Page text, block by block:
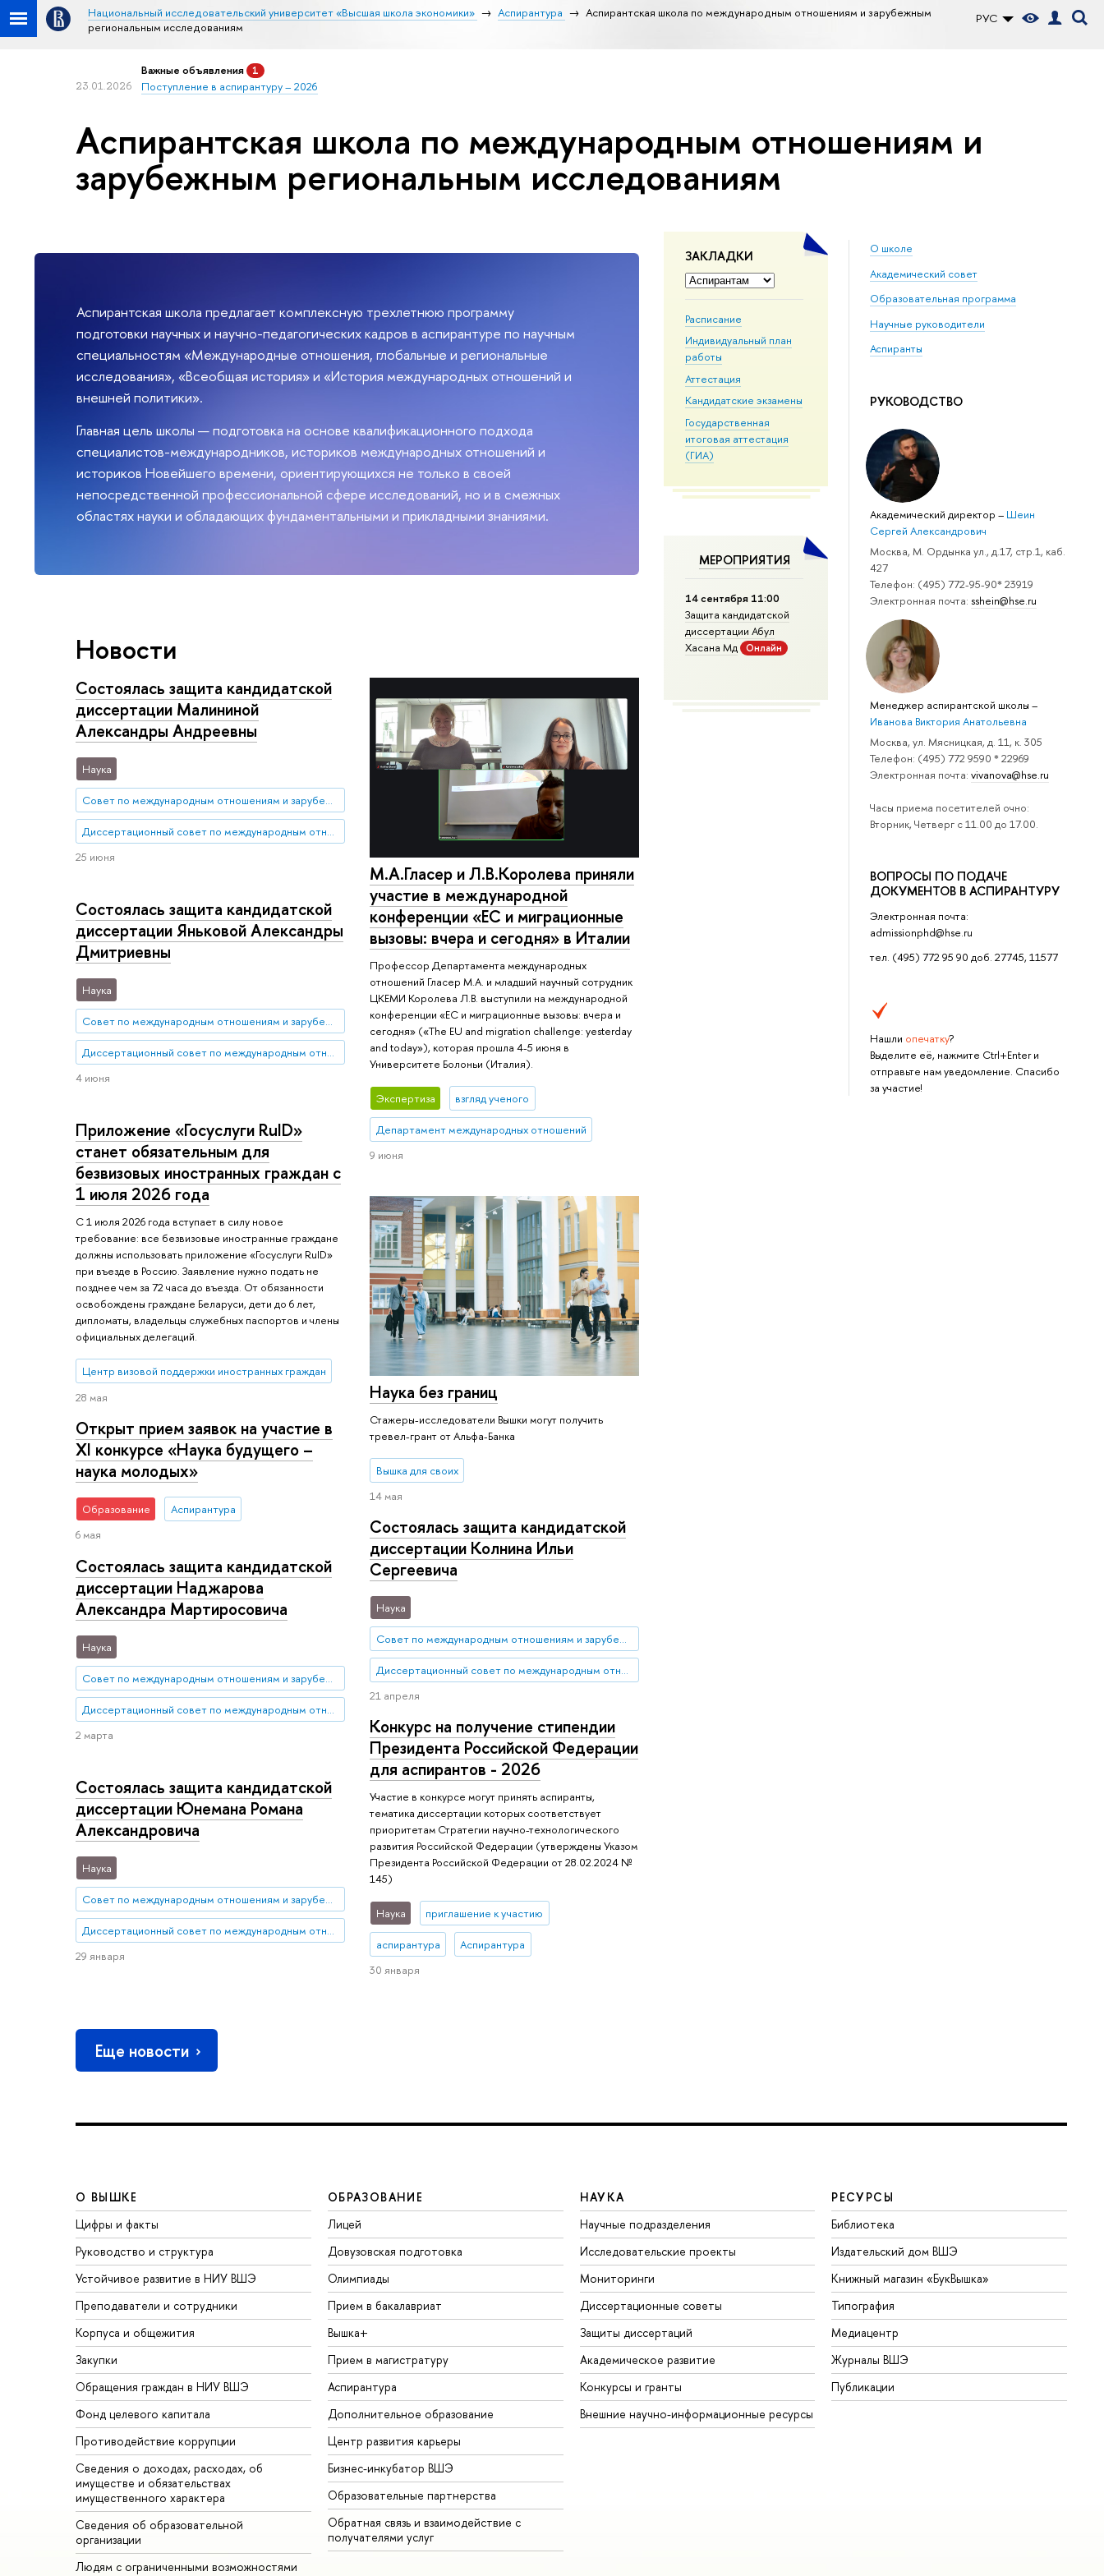
РУС
Национальный исследовательский университет «Высшая школа экономики» Аспирантура
Аспирантская школа по международным отношениям и зарубежным
региональным исследованиям
Важные объявления 1
23.01.2026 Поступление в аспирантуру – 2026
Аспирантская школа по международным отношениям и
зарубежным региональным исследованиям
ЗАКЛАДКИ
Расписание
Индивидуальный план
работы
Аттестация
Кандидатские экзамены
Государственная
итоговая аттестация
(ГИА)
МЕРОПРИЯТИЯ
14 сентября 11:00
Защита кандидатской
диссертации Абул
Хасана Мд
Онлайн
О школе
Академический совет
Образовательная программа
Научные руководители
Аспиранты
РУКОВОДСТВО
Академический директор– Шеин
Сергей Александрович
Москва, М. Ордынка ул., д.17, стр.1, каб.
427
Телефон: (495) 772-95-90* 23919
Электронная почта:sshein@hse.ru
Менеджер аспирантской школы–
Иванова Виктория Анатольевна
Москва, ул. Мясницкая, д. 11, к. 305
Телефон: (495) 772 9590 * 22969
Электронная почта:vivanova@hse.ru
Часы приема посетителей очно:
Вторник, Четверг с 11.00 до 17.00.
ВОПРОСЫ ПО ПОДАЧЕ
ДОКУМЕНТОВ В АСПИРАНТУРУ
Электронная почта:
admissionphd@hse.ru
тел. (495) 772 95 90 доб. 27745, 11577
Нашли опечатку?
Выделите её, нажмите Ctrl+Enter и
отправьте нам уведомление. Спасибо
за участие!
Аспирантская школа предлагает комплексную трехлетнюю программу
подготовки научных и научно-педагогических кадров в аспирантуре по научным
специальностям «Международные отношения, глобальные и региональные
исследования», «Всеобщая история» и «История международных отношений и
внешней политики».
Главная цель школы — подготовка на основе квалификационного подхода
специалистов-международников, историков международных отношений и
историков Новейшего времени, ориентирующихся не только в своей
непосредственной профессиональной сфере исследований, но и в смежных
областях науки и обладающих фундаментальными и прикладными знаниями.
Новости
Состоялась защита кандидатской
диссертации Малининой
Александры Андреевны
Наука
Совет по международным отношениям и зарубежным региональным исследованиям
Диссертационный совет по международным отношениям и зарубежным региональным исследованиям
25 июня
М.А.Гласер и Л.В.Королева приняли
участие в международной
конференции «ЕС и миграционные
вызовы: вчера и сегодня» в Италии
Профессор Департамента международных
отношений Гласер М.А. и младший научный сотрудник
ЦКЕМИ Королева Л.В. выступили на международной
конференции «ЕС и миграционные вызовы: вчера и
сегодня» («The EU and migration challenge: yesterday
and today»), которая прошла 4-5 июня в
Университете Болоньи (Италия).
Экспертиза взгляд ученого
Департамент международных отношений
9 июня
Состоялась защита кандидатской
диссертации Яньковой Александры
Дмитриевны
Наука
Совет по международным отношениям и зарубежным региональным исследованиям
Диссертационный совет по международным отношениям и зарубежным региональным исследованиям
4 июня
Приложение «Госуслуги RuID»
станет обязательным для
безвизовых иностранных граждан с
1 июля 2026 года
С 1 июля 2026 года вступает в силу новое
требование: все безвизовые иностранные граждане
должны использовать приложение «Госуслуги RuID»
при въезде в Россию. Заявление нужно подать не
позднее чем за 72 часа до въезда. От обязанности
освобождены граждане Беларуси, дети до 6 лет,
дипломаты, владельцы служебных паспортов и члены
официальных делегаций.
Центр визовой поддержки иностранных граждан
28 мая
Наука без границ
Стажеры-исследователи Вышки могут получить
тревел-грант от Альфа-Банка
Вышка для своих
14 мая
Открыт прием заявок на участие в
XI конкурсе «Наука будущего –
наука молодых»
Образование
Аспирантура
6 мая
Состоялась защита кандидатской
диссертации Колнина Ильи
Сергеевича
Наука
Совет по международным отношениям и зарубежным региональным исследованиям
Диссертационный совет по международным отношениям и зарубежным региональным исследованиям
21 апреля
Состоялась защита кандидатской
диссертации Наджарова
Александра Мартиросовича
Наука
Совет по международным отношениям и зарубежным региональным исследованиям
Диссертационный совет по международным отношениям и зарубежным региональным исследованиям
2 марта
Конкурс на получение стипендии
Президента Российской Федерации
для аспирантов - 2026
Участие в конкурсе могут принять аспиранты,
тематика диссертации которых соответствует
приоритетам Стратегии научно-технологического
развития Российской Федерации (утверждены Указом
Президента Российской Федерации от 28.02.2024 №
145)
Наука приглашение к участию
аспирантура
Аспирантура
30 января
Состоялась защита кандидатской
диссертации Юнемана Романа
Александровича
Наука
Совет по международным отношениям и зарубежным региональным исследованиям
Диссертационный совет по международным отношениям и зарубежным региональным исследованиям
29 января
Еще новости
О ВЫШКЕ
Цифры и факты
Руководство и структура
Устойчивое развитие в НИУ ВШЭ
Преподаватели и сотрудники
Корпуса и общежития
Закупки
Обращения граждан в НИУ ВШЭ
Фонд целевого капитала
Противодействие коррупции
Сведения о доходах, расходах, об
имуществе и обязательствах
имущественного характера
Сведения об образовательной
организации
Людям с ограниченными возможностями
ОБРАЗОВАНИЕ
Лицей
Довузовская подготовка
Олимпиады
Прием в бакалавриат
Вышка+
Прием в магистратуру
Аспирантура
Дополнительное образование
Центр развития карьеры
Бизнес-инкубатор ВШЭ
Образовательные партнерства
Обратная связь и взаимодействие с
получателями услуг
НАУКА
Научные подразделения
Исследовательские проекты
Мониторинги
Диссертационные советы
Защиты диссертаций
Академическое развитие
Конкурсы и гранты
Внешние научно-информационные ресурсы
РЕСУРСЫ
Библиотека
Издательский дом ВШЭ
Книжный магазин «БукВышка»
Типография
Медиацентр
Журналы ВШЭ
Публикации